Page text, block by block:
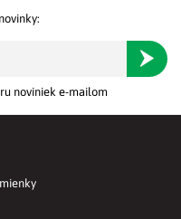
noviniek e-mailom